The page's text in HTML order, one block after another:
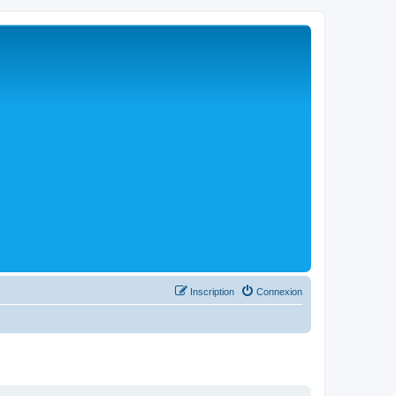
Connexion
Inscription